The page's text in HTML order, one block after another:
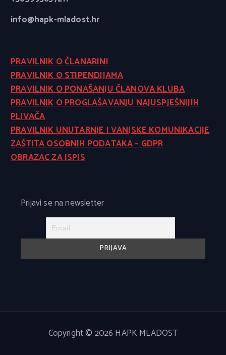
info@hapk-mladost.hr
PRAVILNIK O ČLANARINI
PRAVILNIK O STIPENDIJAMA
PRAVILNIK O PONAŠANJU ČLANOVA KLUBA
PRAVILNIK O PROGLAŠAVANJU NAJUSPJEŠNIJIH
PLIVAČA
PRAVILNIK UNUTARNJE I VANJSKE KOMUNIKACIJE
ZAŠTITA OSOBNIH PODATAKA – GDPR
OBRAZAC ZA ISPIS
Prijavi se na newsletter
Copyright © 2026 HAPK MLADOST